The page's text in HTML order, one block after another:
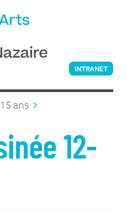
INTRANET
ans
12-